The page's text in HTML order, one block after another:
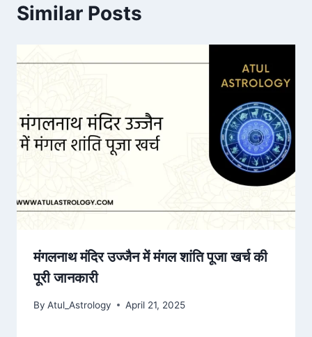
Similar Posts
मंगलनाथ मंदिर उज्जैन में मंगल शांति पूजा खर्च की
पूरी जानकारी
By Atul_Astrology April 21, 2025